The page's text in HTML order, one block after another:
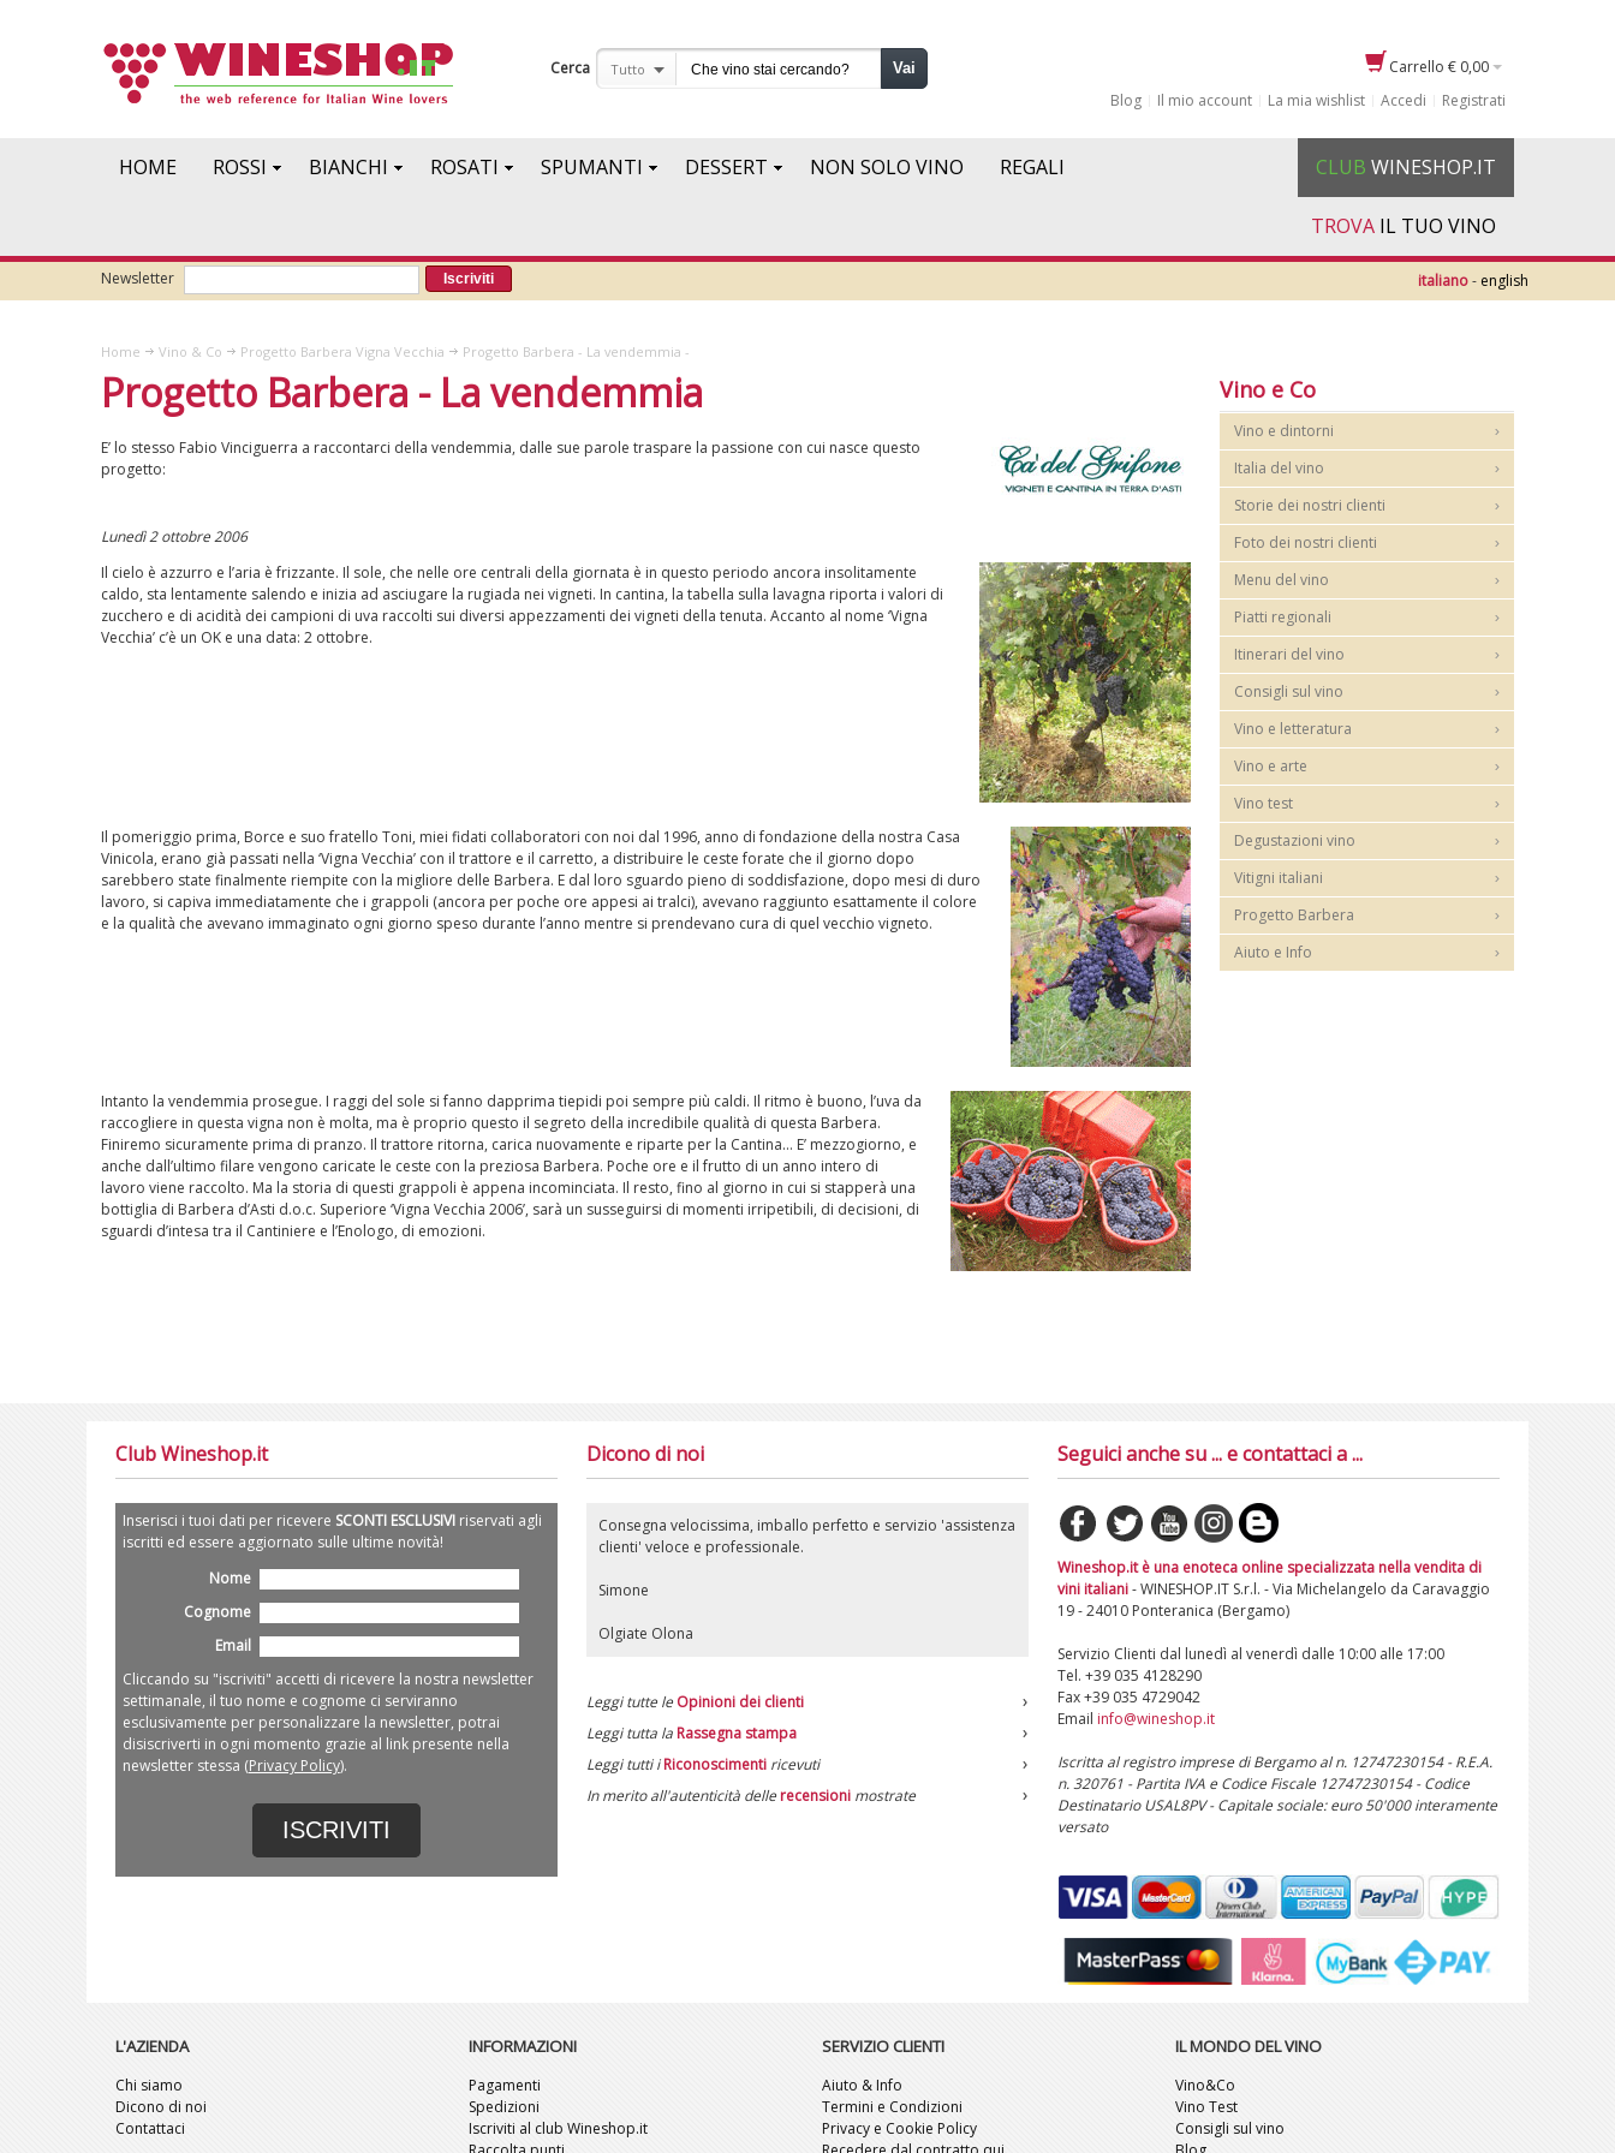
Cerca Tutto Vai Carrello € 0,00
Blog
Il mio account La mia wishlist Accedi Registrati
HOME ROSSI BIANCHI ROSATI SPUMANTI DESSERT NON SOLO VINO REGALI CLUB WINESHOP.IT
TROVA IL TUO VINO
Newsletter Iscriviti - english
italiano
Home Vino & Co Progetto Barbera Vigna Vecchia Progetto Barbera - La vendemmia -
Progetto Barbera - La vendemmia
E’ lo stesso Fabio Vinciguerra a raccontarci della vendemmia, dalle sue parole traspare la passione con cui nasce questo
progetto:
Lunedì 2 ottobre 2006
Il cielo è azzurro e l’aria è frizzante. Il sole, che nelle ore centrali della giornata è in questo periodo ancora insolitamente
caldo, sta lentamente salendo e inizia ad asciugare la rugiada nei vigneti. In cantina, la tabella sulla lavagna riporta i valori di
zucchero e di acidità dei campioni di uva raccolti sui diversi appezzamenti dei vigneti della tenuta. Accanto al nome ‘Vigna
Vecchia’ c’è un OK e una data: 2 ottobre.
Il pomeriggio prima, Borce e suo fratello Toni, miei fidati collaboratori con noi dal 1996, anno di fondazione della nostra Casa
Vinicola, erano già passati nella ‘Vigna Vecchia’ con il trattore e il carretto, a distribuire le ceste forate che il giorno dopo
sarebbero state finalmente riempite con la migliore delle Barbera. E dal loro sguardo pieno di soddisfazione, dopo mesi di duro
lavoro, si capiva immediatamente che i grappoli (ancora per poche ore appesi ai tralci), avevano raggiunto esattamente il colore
e la qualità che avevano immaginato ogni giorno speso durante l’anno mentre si prendevano cura di quel vecchio vigneto.
Intanto la vendemmia prosegue. I raggi del sole si fanno dapprima tiepidi poi sempre più caldi. Il ritmo è buono, l’uva da
raccogliere in questa vigna non è molta, ma è proprio questo il segreto della incredibile qualità di questa Barbera.
Finiremo sicuramente prima di pranzo. Il trattore ritorna, carica nuovamente e riparte per la Cantina… E’ mezzogiorno, e
anche dall’ultimo filare vengono caricate le ceste con la preziosa Barbera. Poche ore e il frutto di un anno intero di
lavoro viene raccolto. Ma la storia di questi grappoli è appena incominciata. Il resto, fino al giorno in cui si stapperà una
bottiglia di Barbera d’Asti d.o.c. Superiore ‘Vigna Vecchia 2006’, sarà un susseguirsi di momenti irripetibili, di decisioni, di
sguardi d’intesa tra il Cantiniere e l’Enologo, di emozioni.
Vino e Co
Vino e dintorni
Italia del vino
Storie dei nostri clienti
Foto dei nostri clienti
Menu del vino
Piatti regionali
Itinerari del vino
Consigli sul vino
Vino e letteratura
Vino e arte
Vino test
Degustazioni vino
Vitigni italiani
Progetto Barbera
Aiuto e Info
Club Wineshop.it
Inserisci i tuoi dati per ricevere SCONTI ESCLUSIVIriservati agli
iscritti ed essere aggiornato sulle ultime novità!
Nome
Cognome
Email
Cliccando su "iscriviti" accetti di ricevere la nostra newsletter
settimanale, il tuo nome e cognome ci serviranno
esclusivamente per personalizzare la newsletter, potrai
disiscriverti in ogni momento grazie al link presente nella
newsletter stessa (Privacy Policy).
ISCRIVITI
Dicono di noi
Consegna velocissima, imballo perfetto e servizio 'assistenza
clienti' veloce e professionale.
Simone
Olgiate Olona
Leggi tutte le Opinioni dei clienti
Leggi tutta la Rassegna stampa
Leggi tutti iRiconoscimentiricevuti
In merito all'autenticità delle recensionimostrate
Seguici anche su ... e contattaci a ...
Wineshop.it è una enoteca online specializzata nella vendita di
vini italiani- WINESHOP.IT S.r.l. - Via Michelangelo da Caravaggio
19 - 24010 Ponteranica (Bergamo)
Servizio Clienti dal lunedì al venerdì dalle 10:00 alle 17:00
Tel. +39 035 4128290
Fax +39 035 4729042
Email info@wineshop.it
Iscritta al registro imprese di Bergamo al n. 12747230154 - R.E.A.
n. 320761 - Partita IVA e Codice Fiscale 12747230154 - Codice
Destinatario USAL8PV - Capitale sociale: euro 50'000 interamente
versato
L'AZIENDA
Chi siamo
Dicono di noi
Contattaci
INFORMAZIONI
Pagamenti
Spedizioni
Iscriviti al club Wineshop.it
SERVIZIO CLIENTI
Aiuto & Info
Termini e Condizioni
Privacy e Cookie Policy
IL MONDO DEL VINO
Vino&Co
Vino Test
Consigli sul vino